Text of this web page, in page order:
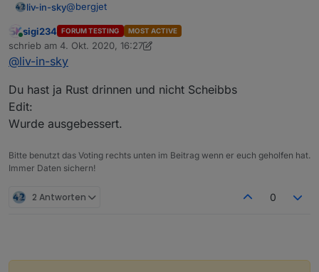
liv-in-sky@bergjet
bei mir nicht
Online
sigi234 FORUM TESTING MOST ACTIVE
schrieb am 4. Okt. 2020, 16:27
zuletzt editiert von sigi23410. Apr. 2020, 18:29
@liv-in-sky
Du hast ja Rust drinnen und nicht Scheibbs
Edit:
Wurde ausgebessert.
Bitte benutzt das Voting rechts unten im Beitrag wenn er euch geholfen hat.
Immer Daten sichern!
2 Antworten 0